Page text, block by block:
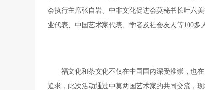
会执行主席张自岩、中非文化促进会莫秘书长叶六
业代表、中国艺术家代表、学者及社会友人等100多
福文化和茶文化不仅在中国国内深受推崇，也
追求，此次活动通过中莫两国艺术家的共同交流，